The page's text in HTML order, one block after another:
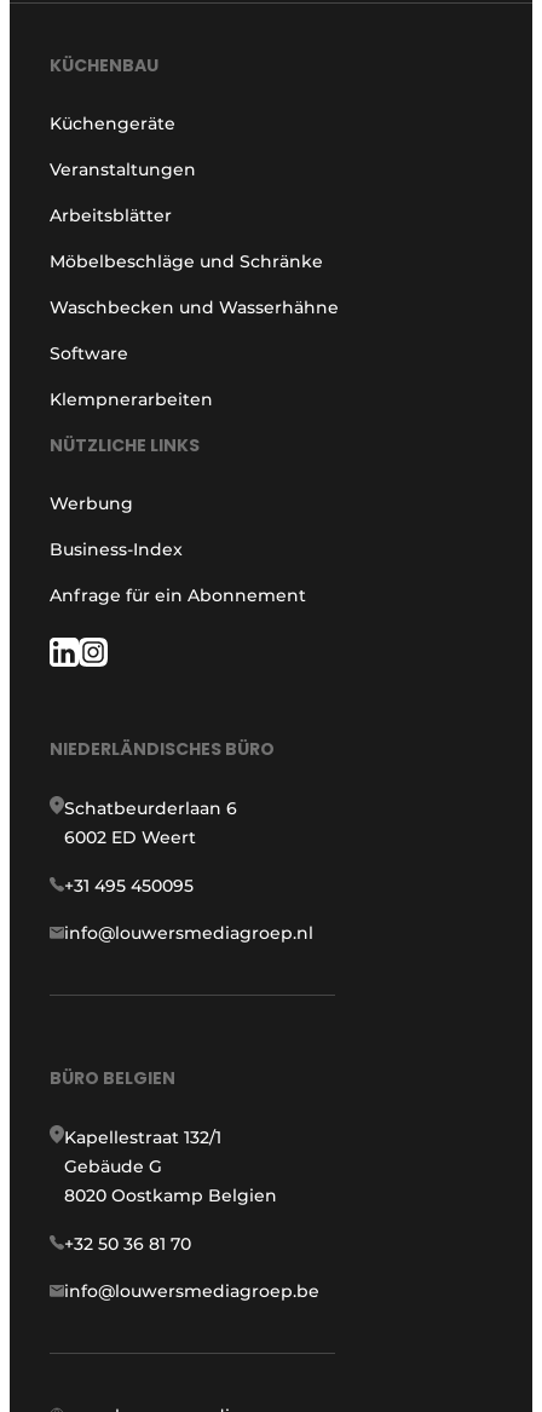
KÜCHENBAU
Küchengeräte
Veranstaltungen
Arbeitsblätter
Möbelbeschläge und Schränke
Waschbecken und Wasserhähne
Software
Klempnerarbeiten
NÜTZLICHE LINKS
Werbung
Business-Index
Anfrage für ein Abonnement
NIEDERLÄNDISCHES BÜRO
Schatbeurderlaan 6
6002 ED Weert
+31 495 450095
info@louwersmediagroep.nl
BÜRO BELGIEN
Kapellestraat 132/1
Gebäude G
8020 Oostkamp Belgien
+32 50 36 81 70
info@louwersmediagroep.be